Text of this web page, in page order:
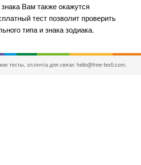
Вам также окажутся
тест позволит проверить
типа и знака зодиака.
тесты, эл.почта для связи: hello@free-testi.com.